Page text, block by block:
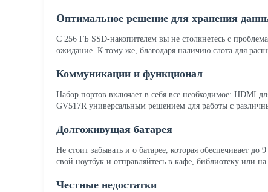
Оптимальное решение для хранения
С 256 ГБ SSD-накопителем вы не столкнетесь с
ожидание. К тому же, благодаря наличию слота для
Коммуникации и функционал
Набор портов включает в себя все необходимое: HDMI
GV517R универсальным решением для работы с
Долгоживущая батарея
Не стоит забывать и о батарее, которая обеспечивает
свой ноутбук и отправляйтесь в кафе, библиотеку или на
Честные недостатки